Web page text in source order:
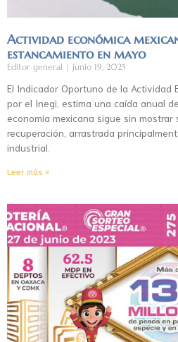
Actividad económica
estancamiento en mayo
Editor general junio 19, 2025
El Indicador Oportuno de la Actividad
por el Inegi, estima una caída anual
economía mexicana sigue sin mostrar
recuperación, arrastrada
industrial.
Leer más »